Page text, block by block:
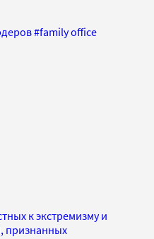
#family office
к экстремизму и
признанных